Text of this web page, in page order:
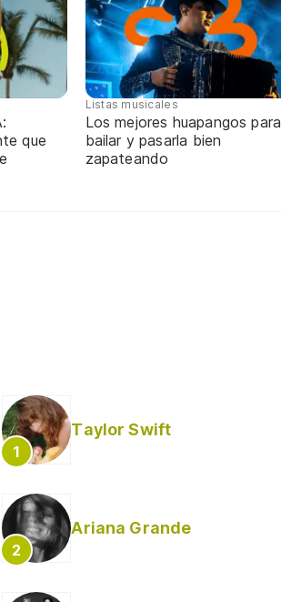
que
Listas musicales
Los mejores huapangos para
bailar y pasarla bien
zapateando
y Helabusador) [explícita]
Taylor Swift
Ariana Grande